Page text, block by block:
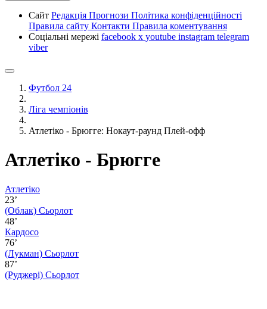
Сайт Редакція Прогнози Політика конфіденційності
Правила сайту Контакти Правила коментування
Соціальні мережі facebook x youtube instagram telegram
viber
Футбол 24
Ліга чемпіонів
Атлетіко - Брюгге: Нокаут-раунд Плей-офф
Атлетіко - Брюгге
Атлетіко
23’
(Облак) Сьорлот
48’
Кардосо
76’
(Лукман) Сьорлот
87’
(Руджері) Сьорлот